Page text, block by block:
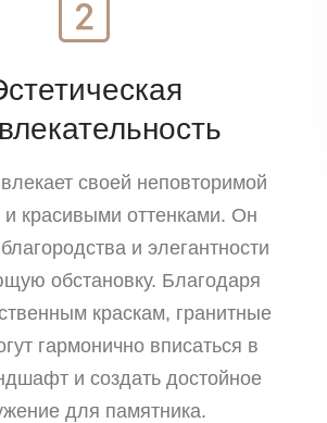
своей неповторимой
и красивыми оттенками. Он
и элегантности
обстановку. Благодаря
краскам, гранитные
гармонично вписаться в
и создать достойное
для памятника.